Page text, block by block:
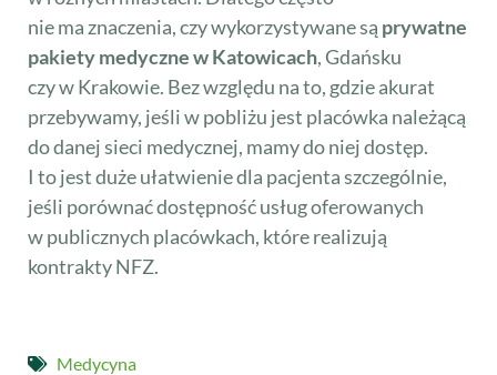
nie ma znaczenia, czy wykorzystywane są prywatne
pakiety medyczne w Katowicach, Gdańsku
czy w Krakowie. Bez względu na to, gdzie akurat
przebywamy, jeśli w pobliżu jest placówka należącą
do danej sieci medycznej, mamy do niej dostęp.
I to jest duże ułatwienie dla pacjenta szczególnie,
jeśli porównać dostępność usług oferowanych
w publicznych placówkach, które realizują
kontrakty NFZ.
Medycyna